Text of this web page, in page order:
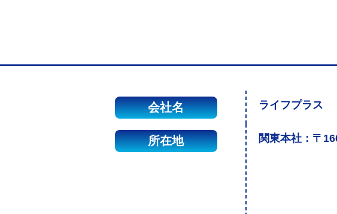
会社名 ライフプラス
所在地 関東本社：〒